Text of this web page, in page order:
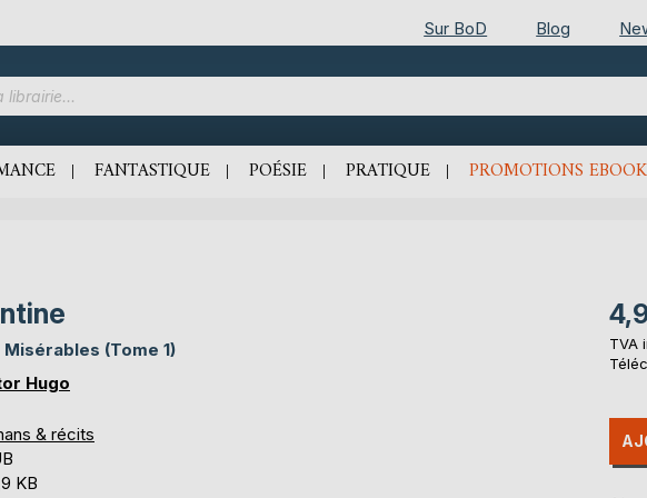
Sur BoD Blog
FANTASTIQUE POÉSIE PRATIQUE PROMOTIONS
Misérables (Tome 1)
Hugo
& récits
KB
TVA